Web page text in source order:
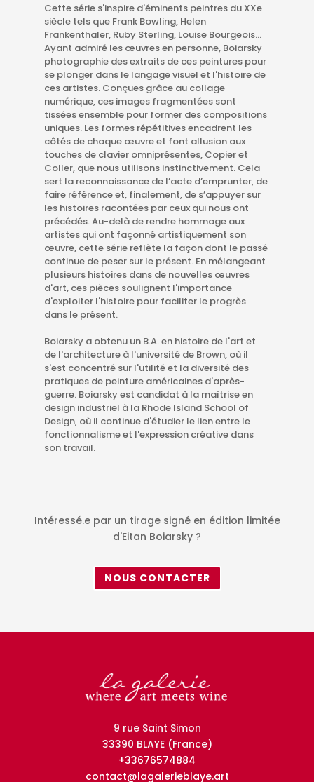
Cette série s'inspire d'éminents peintres du XXe
siècle tels que Frank Bowling, Helen
Frankenthaler, Ruby Sterling, Louise Bourgeois...
Ayant admiré les œuvres en personne, Boiarsky
photographie des extraits de ces peintures pour
se plonger dans le langage visuel et l'histoire de
ces artistes. Conçues grâce au collage
numérique, ces images fragmentées sont
tissées ensemble pour former des compositions
uniques. Les formes répétitives encadrent les
côtés de chaque œuvre et font allusion aux
touches de clavier omniprésentes, Copier et
Coller, que nous utilisons instinctivement. Cela
sert la reconnaissance de l’acte d’emprunter, de
faire référence et, finalement, de s’appuyer sur
les histoires racontées par ceux qui nous ont
précédés. Au-delà de rendre hommage aux
artistes qui ont façonné artistiquement son
œuvre, cette série reflète la façon dont le passé
continue de peser sur le présent. En mélangeant
plusieurs histoires dans de nouvelles œuvres
d'art, ces pièces soulignent l'importance
d'exploiter l'histoire pour faciliter le progrès
dans le présent.
Boiarsky a obtenu un B.A. en histoire de l'art et
de l'architecture à l'université de Brown, où il
s'est concentré sur l'utilité et la diversité des
pratiques de peinture américaines d'après-
guerre. Boiarsky est candidat à la maîtrise en
design industriel à la Rhode Island School of
Design, où il continue d'étudier le lien entre le
fonctionnalisme et l'expression créative dans
son travail.
Intéressé.e par un tirage signé en édition limitée
d'Eitan Boiarsky ?
NOUS CONTACTER
9 rue Saint Simon
33390 BLAYE (France)
+33676574884
contact@lagalerieblaye.art